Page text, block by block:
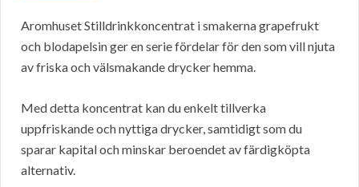
Aromhuset Stilldrinkkoncentrat i smakerna grapefrukt
och blodapelsin ger en serie fördelar för den som vill njuta
av friska och välsmakande drycker hemma.
Med detta koncentrat kan du enkelt tillverka
uppfriskande och nyttiga drycker, samtidigt som du
sparar kapital och minskar beroendet av färdigköpta
alternativ.